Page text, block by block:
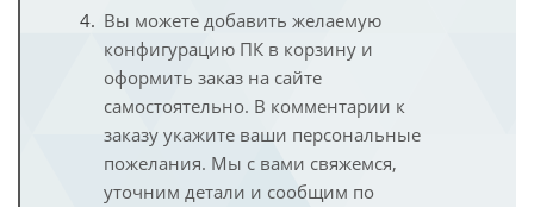
Вы можете добавить желаемую
конфигурацию ПК в корзину и
оформить заказ на сайте
самостоятельно. В комментарии к
заказу укажите ваши персональные
пожелания. Мы с вами свяжемся,
уточним детали и сообщим по